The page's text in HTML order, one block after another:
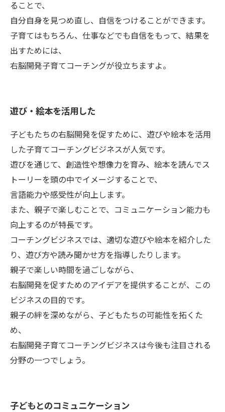
ることで、
自分自身を見つめ直し、自信をつけることができます。
子育てはもちろん、仕事などでも自信をもって、結果を
出すためには、
右脳開発子育てコーチングが役立ちますよ。
遊び・絵本を活用した
子どもたちの右脳開発を促すために、遊びや絵本を活用
した子育てコーチングビジネスが人気です。
遊びを通じて、創造性や想像力を育み、絵本を読んでス
トーリーを頭の中でイメージすることで、
言語能力や感受性が向上します。
また、親子で楽しむことで、コミュニケーション能力も
向上するのが特長です。
コーチングビジネスでは、適切な遊びや絵本を紹介した
り、遊び方や読み聞かせ方を指導したりします。
親子で楽しい時間を過ごしながら、
右脳開発を促すためのアイデアを提供することが、この
ビジネスの目的です。
親子の絆を深めながら、子どもたちの可能性を拓くた
め、
右脳開発子育てコーチングビジネスは今後も注目される
分野の一つでしょう。
子どもとのコミュニケーション